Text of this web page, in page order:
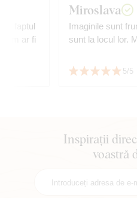
și faptul
ar fi
Miroslava
Imaginile sunt
sunt la locul lor.
5/5
Inspirații
voastră